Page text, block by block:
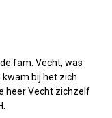
fam. Vecht, was
bij het zich
heer Vecht zichzelf